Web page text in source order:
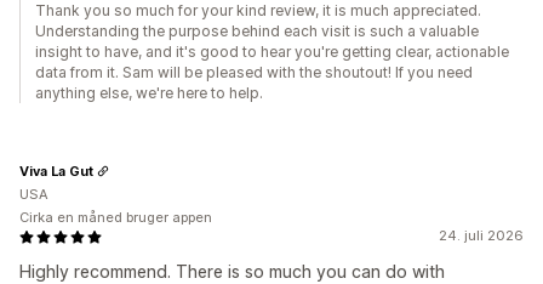
Thank you so much for your kind review, it is much appreciated.
Understanding the purpose behind each visit is such a valuable
insight to have, and it's good to hear you're getting clear, actionable
data from it. Sam will be pleased with the shoutout! If you need
anything else, we're here to help.
24. juli 2026
Highly recommend. There is so much you can do with
Viva La Gut
USA
Cirka en måned bruger appen